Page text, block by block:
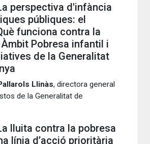
perspectiva d'infància
públiques: el
funciona contra la
Pobresa infantil i
de la Generalitat
Llinàs, directora general
de la Generalitat de
lluita contra la pobresa
línia d’acció prioritària